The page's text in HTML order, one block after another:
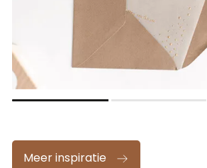
Meer inspiratie